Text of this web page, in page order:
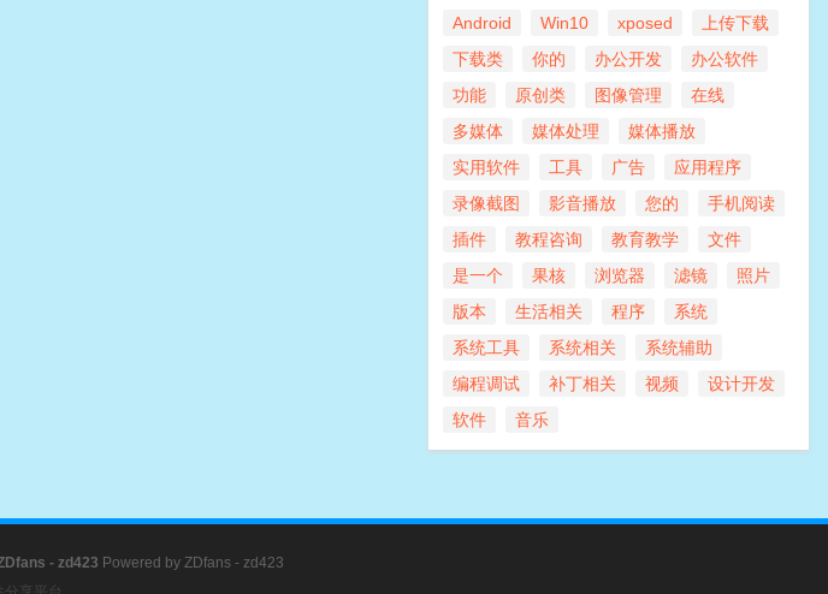
Android Win10 xposed
上传下载
下载类
你的 办公开发
办公软件
功能
原创类 图像管理
在线
多媒体
媒体处理
媒体播放
实用软件
工具 广告
应用程序
录像截图
影音播放 您的
手机阅读
插件
教程咨询 教育教学
文件
是一个
果核 浏览器 滤镜
照片
版本
生活相关 程序
系统
系统工具
系统相关
系统辅助
编程调试
补丁相关 视频
设计开发
软件
音乐
- zd423 Powered by ZDfans - zd423